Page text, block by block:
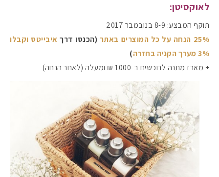
לאוקסיטן:
תוקף המבצע: 8-9 בנובמבר 2017
25% הנחה על כל המוצרים באתר
(הכנסו דרך איבייטס וקבלו
3% מערך הקניה בחזרה
)
+ מארז מתנה לרוכשים ב-1000 ₪ ומעלה (לאחר הנחה)